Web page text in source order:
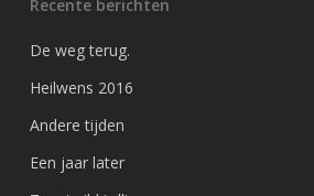
Recente berichten
De weg terug.
Heilwens 2016
Andere tijden
Een jaar later